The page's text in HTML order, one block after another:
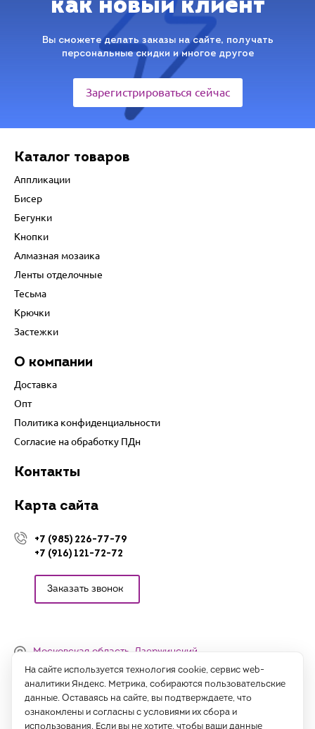
как новый клиент
Вы сможете делать заказы на сайте, получать
персональные скидки и многое другое
Зарегистрироваться сейчас
Каталог товаров
Аппликации
Бисер
Бегунки
Кнопки
Алмазная мозаика
Ленты отделочные
Тесьма
Крючки
Застежки
О компании
Доставка
Опт
Политика конфиденциальности
Согласие на обработку ПДн
Контакты
Карта сайта
+7 (985) 226-77-79
+7 (916) 121-72-72
Заказать звонок
Московская область, Дзержинский,
Денисьевский проезд, 15 (офис)
Часы работы:
с 09:00 до 18:00, сб-вс - выходные
На сайте используется технология cookie, сервис web-
аналитики Яндекс. Метрика, собираются пользовательские
данные. Оставаясь на сайте, вы подтверждаете, что
ознакомлены и согласны с условиями их сбора и
использования. Если вы не хотите, чтобы ваши данные